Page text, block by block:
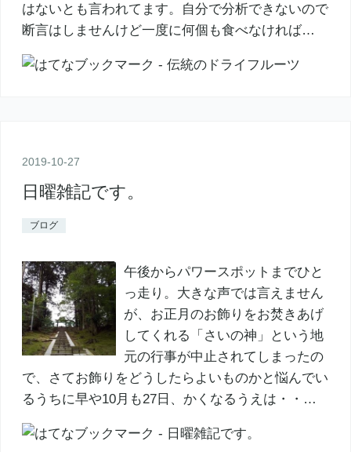
はないとも言われてます。自分で分析できないので
断言はしませんけど一度に何個も食べなければ…
2019-10-27
日曜雑記です。
ブログ
午後からパワースポットまでひと
っ走り。大きな声では言えません
が、お正月のお飾りをお焚きあげ
してくれる「さいの神」という地
元の行事が中止されてしまったの
で、さてお飾りをどうしたらよいものかと悩んでい
るうちに早や10月も27日、かくなるうえは・・…